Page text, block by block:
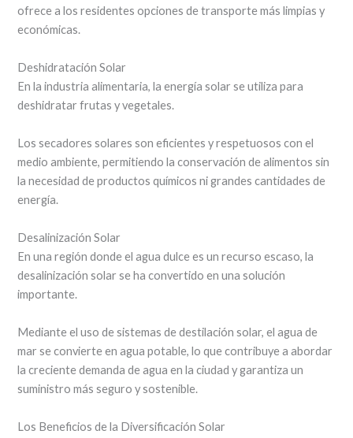
ofrece a los residentes opciones de transporte más limpias y
económicas.
Deshidratación Solar
En la industria alimentaria, la energía solar se utiliza para
deshidratar frutas y vegetales.
Los secadores solares son eficientes y respetuosos con el
medio ambiente, permitiendo la conservación de alimentos sin
la necesidad de productos químicos ni grandes cantidades de
energía.
Desalinización Solar
En una región donde el agua dulce es un recurso escaso, la
desalinización solar se ha convertido en una solución
importante.
Mediante el uso de sistemas de destilación solar, el agua de
mar se convierte en agua potable, lo que contribuye a abordar
la creciente demanda de agua en la ciudad y garantiza un
suministro más seguro y sostenible.
Los Beneficios de la Diversificación Solar